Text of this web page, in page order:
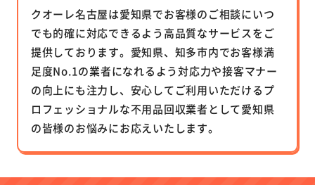
クオーレ名古屋は愛知県でお客様のご相談にいつ
でも的確に対応できるよう高品質なサービスをご
提供しております。愛知県、知多市内でお客様満
足度No.1の業者になれるよう対応力や接客マナー
の向上にも注力し、安心してご利用いただけるプ
ロフェッショナルな不用品回収業者として愛知県
の皆様のお悩みにお応えいたします。